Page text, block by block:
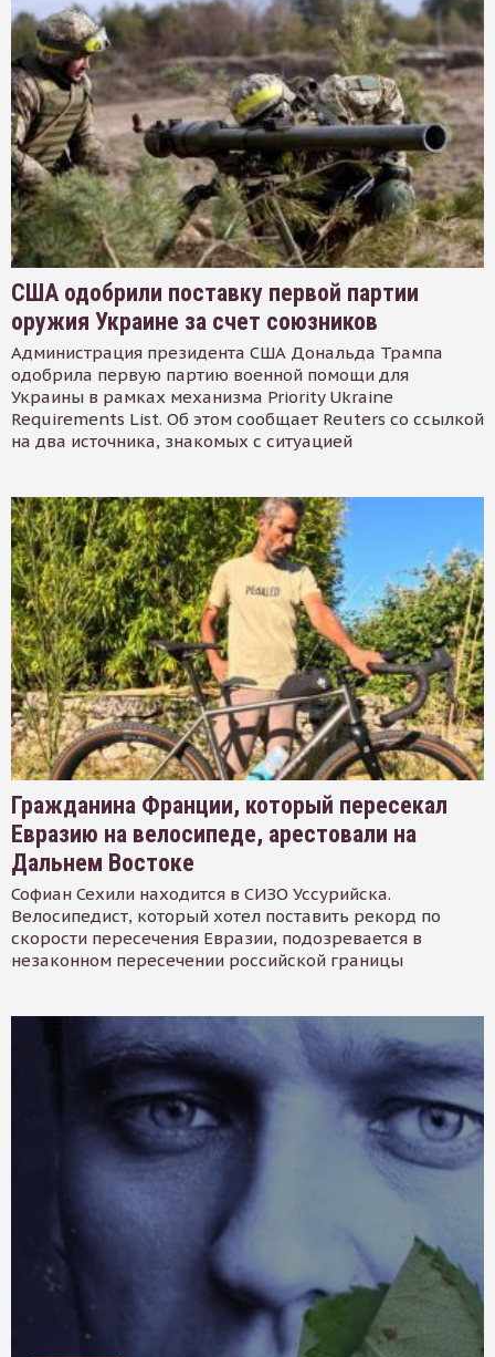
США одобрили поставку первой партии
оружия Украине за счет союзников
Администрация президента США Дональда Трампа
одобрила первую партию военной помощи для
Украины в рамках механизма Priority Ukraine
Requirements List. Об этом сообщает Reuters со ссылкой
на два источника, знакомых с ситуацией
Гражданина Франции, который пересекал
Евразию на велосипеде, арестовали на
Дальнем Востоке
Софиан Сехили находится в СИЗО Уссурийска.
Велосипедист, который хотел поставить рекорд по
скорости пересечения Евразии, подозревается в
незаконном пересечении российской границы